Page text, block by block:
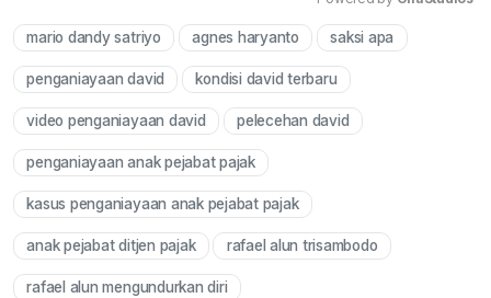
Mute
mario dandy satriyo agnes haryanto saksi apa
penganiayaan david kondisi david terbaru
video penganiayaan david pelecehan david
penganiayaan anak pejabat pajak
kasus penganiayaan anak pejabat pajak
anak pejabat ditjen pajak rafael alun trisambodo
rafael alun mengundurkan diri